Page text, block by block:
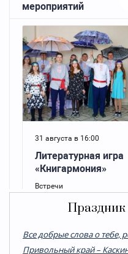
Все добрые слова о тебе,
Привольный край –